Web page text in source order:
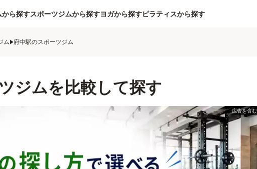
から探すスポーツジムから探すヨガから探すピラティスから探す
ム 府中駅のスポーツジム
ジムを比較して探す